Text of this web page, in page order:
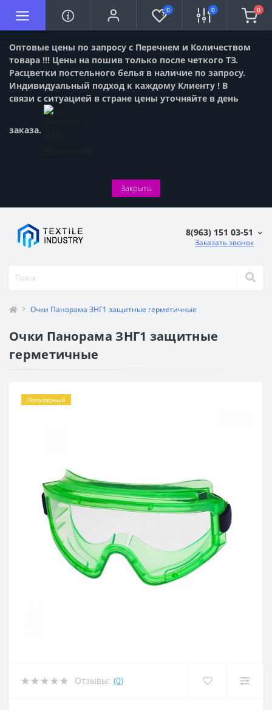
Оптовые цены по запросу с Перечнем и Количеством
товара !!! Цены на пошив только после четкого ТЗ.
Расцветки постельного белья в наличие по запросу.
Индивидуальный подход к каждому Клиенту ! В
связи с ситуацией в стране цены уточняйте в день
заказа.
Закрыть
0 0 0
8(963) 151 03-51
Заказать звонок
Очки Панорама ЗНГ1 защитные герметичные
Очки Панорама ЗНГ1 защитные
герметичные
Популярный
Отзывы: (0)